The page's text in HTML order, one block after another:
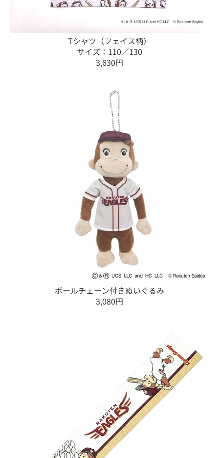
Tシャツ（フェイス柄）
サイズ：110／130
3,630円
ボールチェーン付きぬいぐるみ
3,080円